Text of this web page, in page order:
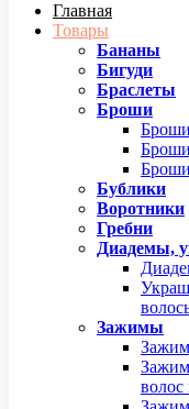
Главная
Товары
Бананы
Бигуди
Браслеты
Броши
Бублики
Воротники
Гребни
Диадемы,
Зажимы
волос